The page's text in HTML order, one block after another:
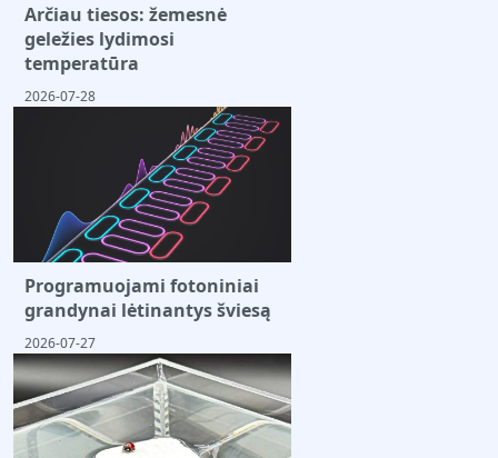
Arčiau tiesos: žemesnė
geležies lydimosi
temperatūra
2026-07-28
Programuojami fotoniniai
grandynai lėtinantys šviesą
2026-07-27